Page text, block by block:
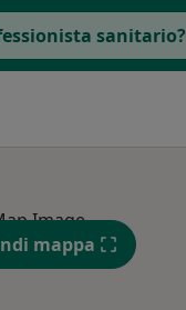
sanitario?
mappa